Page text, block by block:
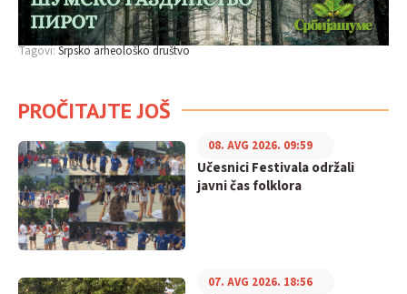
Tagovi:Srpsko arheološko društvo
PROČITAJTE JOŠ
Učesnici Festivala održali
javni čas folklora
08. AVG 2026. 09:59
07. AVG 2026. 18:56